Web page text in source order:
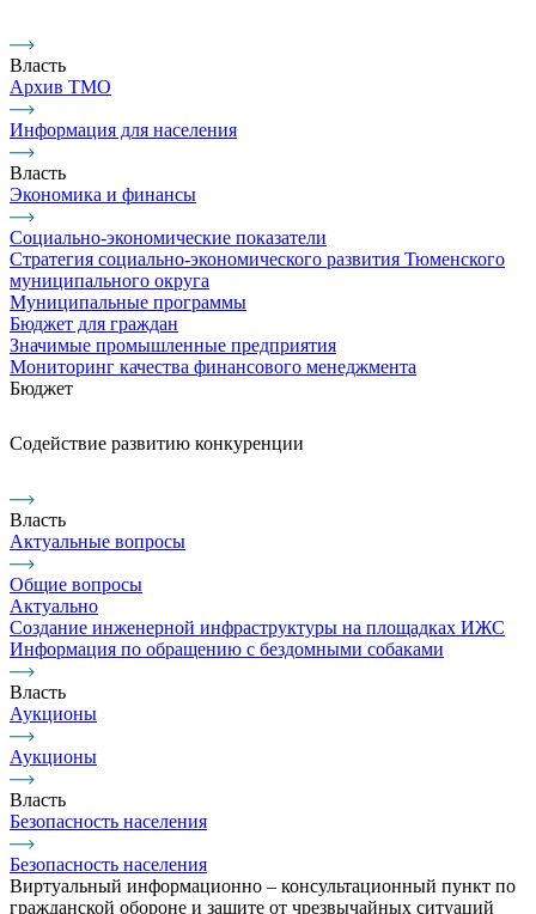
Власть
Архив ТМО
Информация для населения
Власть
Экономика и финансы
Социально-экономические показатели
Стратегия социально-экономического развития Тюменского
муниципального округа
Муниципальные программы
Бюджет для граждан
Значимые промышленные предприятия
Мониторинг качества финансового менеджмента
Бюджет
Содействие развитию конкуренции
Власть
Актуальные вопросы
Общие вопросы
Актуально
Создание инженерной инфраструктуры на площадках ИЖС
Информация по обращению с бездомными собаками
Власть
Аукционы
Аукционы
Власть
Безопасность населения
Безопасность населения
Виртуальный информационно – консультационный пункт по
гражданской обороне и защите от чрезвычайных ситуаций